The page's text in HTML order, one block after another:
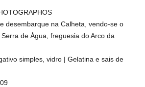
desembarque na Calheta, vendo-se o
de Água, freguesia do Arco da
simples, vidro | Gelatina e sais de